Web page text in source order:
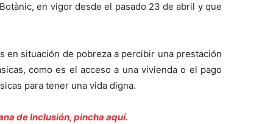
en vigor desde el pasado 23 de abril y que
en situación de pobreza a percibir una prestación
como es el acceso a una vivienda o el pago
para tener una vida digna.
de Inclusión, pincha aquí.